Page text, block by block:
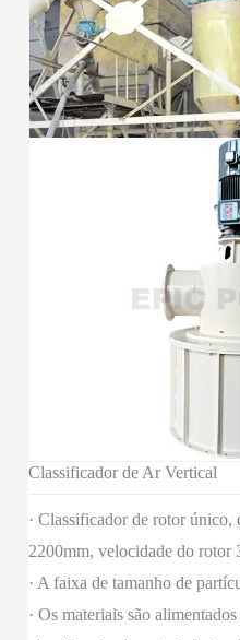
Classificador de Ar Vertical
· Classificador de rotor
2200mm, velocidade do rotor
· A faixa de tamanho de
· Os materiais são